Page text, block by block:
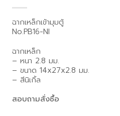
ฉากเหล็กเข้ามุมตู้
No.PB16-NI
ฉากเหล็ก
– หนา 2.8 มม.
– ขนาด 14x27x2.8 มม.
– สีนิเกิ้ล
สอบถามสั่งซื้อ